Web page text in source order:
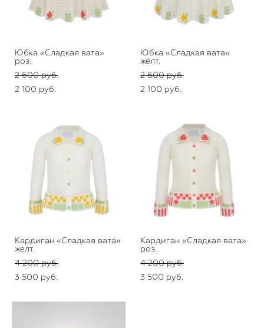
Юбка «Сладкая вата»
роз.
2 600 pуб.
2 100 pуб.
Юбка «Сладкая вата»
жёлт.
2 600 pуб.
2 100 pуб.
Кардиган «Сладкая вата»
желт.
4 200 pуб.
3 500 pуб.
Кардиган «Сладкая вата»
роз.
4 200 pуб.
3 500 pуб.